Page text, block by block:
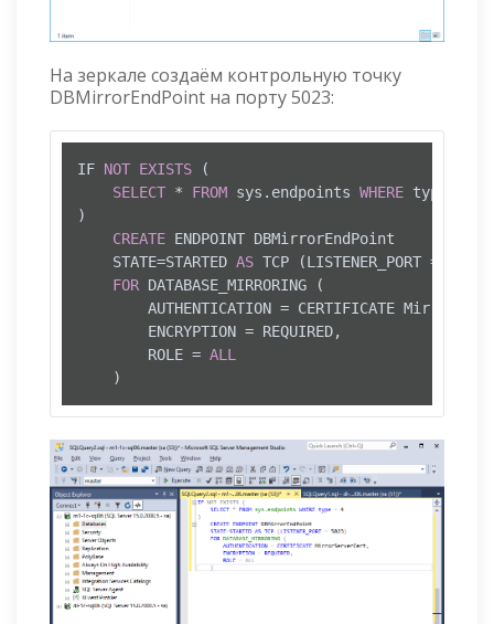
На зеркале создаём контрольную точку
DBMirrorEndPoint на порту 5023:
IF NOT EXISTS (
SELECT * FROM sys.endpoints WHERE type
)
CREATE ENDPOINT DBMirrorEndPoint
	STATE
=STARTED AS TCP (LISTENER_PORT =
FOR DATABASE_MIRRORING (
		AUTHENTICATION
= CERTIFICATE
		ENCRYPTION
= REQUIRED,
		ROLE
= ALL
	)